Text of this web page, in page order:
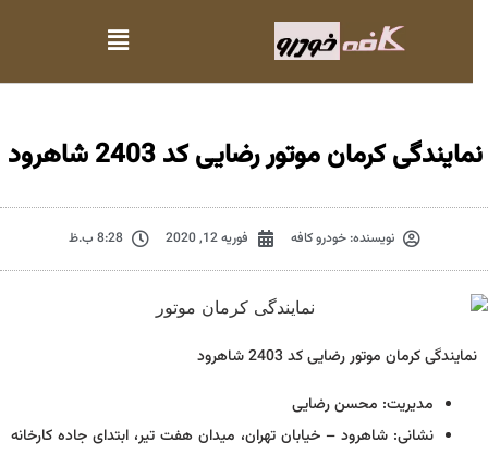
کرمان موتور رضایی کد 2403 شاهرود
نویسنده:خودرو کافه فوریه 12, 2020 8:28 ب.ظ
نمایندگی کرمان موتور رضایی کد 2403 شاهرود
مدیریت: محسن رضایی
نشانی: شاهرود – خیابان تهران، میدان هفت تیر، ابتدای جاده کارخانه